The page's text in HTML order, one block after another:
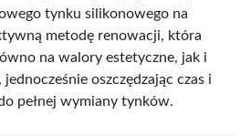
tynku silikonowego na
metodę renowacji, która
na walory estetyczne, jak i
oszczędzając czas i
pełnej wymiany tynków.